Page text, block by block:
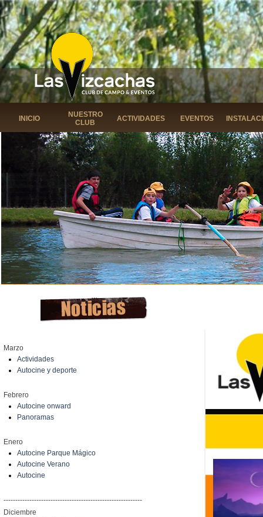
INICIO
NUESTRO
CLUB
ACTIVIDADES EVENTOS
Marzo
Actividades
Autocine y deporte
Febrero
Autocine onward
Panoramas
Enero
Autocine Parque Mágico
Autocine Verano
Autocine
-----------------------------------------------------------
Diciembre